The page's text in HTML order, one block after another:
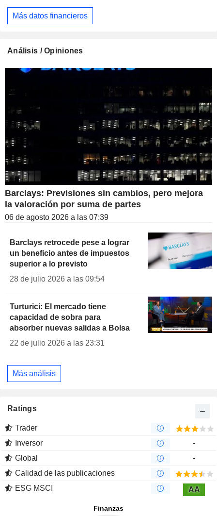
Más datos financieros
Análisis / Opiniones
Barclays: Previsiones sin cambios, pero mejora
la valoración por suma de partes
06 de agosto 2026 a las 07:39
Barclays retrocede pese a lograr
un beneficio antes de impuestos
superior a lo previsto
28 de julio 2026 a las 09:54
Turturici: El mercado tiene
capacidad de sobra para
absorber nuevas salidas a Bolsa
22 de julio 2026 a las 23:31
Más análisis
Ratings
Trader
Inversor
-
Global
-
Calidad de las publicaciones
ESG MSCI
AA